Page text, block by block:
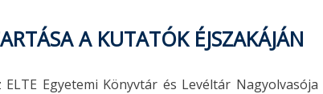
A KUTATÓK ÉJSZAKÁJÁN
ELTE Egyetemi Könyvtár és Levéltár Nagyolvasója